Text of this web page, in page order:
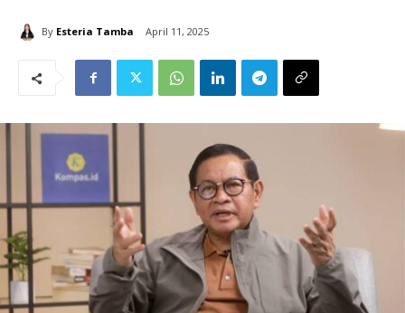
By Esteria Tamba April 11, 2025